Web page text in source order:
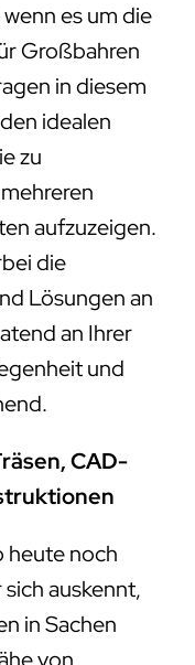
es um die
Großbahren
in diesem
idealen
zu
aufzuzeigen.
die
Lösungen an
an Ihrer
und
CAD-
heute noch
auskennt,
in Sachen